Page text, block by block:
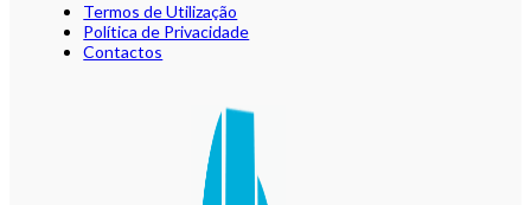
Termos de Utilização
Política de Privacidade
Contactos